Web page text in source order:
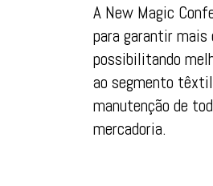
A New Magic
para garantir mais
possibilitando
ao segmento têxtil
manutenção de
mercadoria.